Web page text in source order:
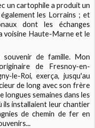
un cartophile a produit un
les Lorrains ; et
dont les échanges
voisine Haute-Marne et le
de famille. Mon
de Fresnoy-en-
le-Roi, exerça, jusqu'au
de long avec son frère
longues semaines dans les
ils installaient leur chantier
de chemin de fer en